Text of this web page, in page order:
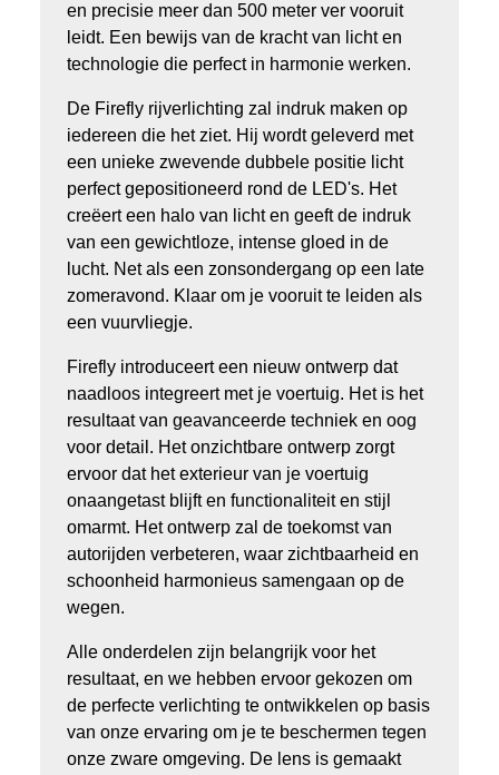
en precisie meer dan 500 meter ver vooruit
leidt. Een bewijs van de kracht van licht en
technologie die perfect in harmonie werken.
De Firefly rijverlichting zal indruk maken op
iedereen die het ziet. Hij wordt geleverd met
een unieke zwevende dubbele positie licht
perfect gepositioneerd rond de LED's. Het
creëert een halo van licht en geeft de indruk
van een gewichtloze, intense gloed in de
lucht. Net als een zonsondergang op een late
zomeravond. Klaar om je vooruit te leiden als
een vuurvliegje.
Firefly introduceert een nieuw ontwerp dat
naadloos integreert met je voertuig. Het is het
resultaat van geavanceerde techniek en oog
voor detail. Het onzichtbare ontwerp zorgt
ervoor dat het exterieur van je voertuig
onaangetast blijft en functionaliteit en stijl
omarmt. Het ontwerp zal de toekomst van
autorijden verbeteren, waar zichtbaarheid en
schoonheid harmonieus samengaan op de
wegen.
Alle onderdelen zijn belangrijk voor het
resultaat, en we hebben ervoor gekozen om
de perfecte verlichting te ontwikkelen op basis
van onze ervaring om je te beschermen tegen
onze zware omgeving. De lens is gemaakt